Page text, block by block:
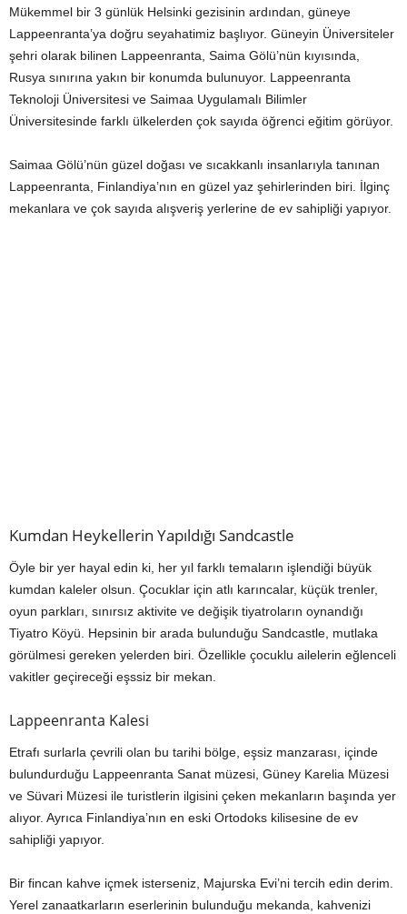
Mükemmel bir 3 günlük Helsinki gezisinin ardından, güneye
Lappeenranta’ya doğru seyahatimiz başlıyor. Güneyin Üniversiteler
şehri olarak bilinen Lappeenranta, Saima Gölü’nün kıyısında,
Rusya sınırına yakın bir konumda bulunuyor. Lappeenranta
Teknoloji Üniversitesi ve Saimaa Uygulamalı Bilimler
Üniversitesinde farklı ülkelerden çok sayıda öğrenci eğitim görüyor.
Saimaa Gölü’nün güzel doğası ve sıcakkanlı insanlarıyla tanınan
Lappeenranta, Finlandiya’nın en güzel yaz şehirlerinden biri. İlginç
mekanlara ve çok sayıda alışveriş yerlerine de ev sahipliği yapıyor.
Kumdan Heykellerin Yapıldığı Sandcastle
Öyle bir yer hayal edin ki, her yıl farklı temaların işlendiği büyük
kumdan kaleler olsun. Çocuklar için atlı karıncalar, küçük trenler,
oyun parkları, sınırsız aktivite ve değişik tiyatroların oynandığı
Tiyatro Köyü. Hepsinin bir arada bulunduğu Sandcastle, mutlaka
görülmesi gereken yelerden biri. Özellikle çocuklu ailelerin eğlenceli
vakitler geçireceği eşssiz bir mekan.
Lappeenranta Kalesi
Etrafı surlarla çevrili olan bu tarihi bölge, eşsiz manzarası, içinde
bulundurduğu Lappeenranta Sanat müzesi, Güney Karelia Müzesi
ve Süvari Müzesi ile turistlerin ilgisini çeken mekanların başında yer
alıyor. Ayrıca Finlandiya’nın en eski Ortodoks kilisesine de ev
sahipliği yapıyor.
Bir fincan kahve içmek isterseniz, Majurska Evi’ni tercih edin derim.
Yerel zanaatkarların eserlerinin bulunduğu mekanda, kahvenizi